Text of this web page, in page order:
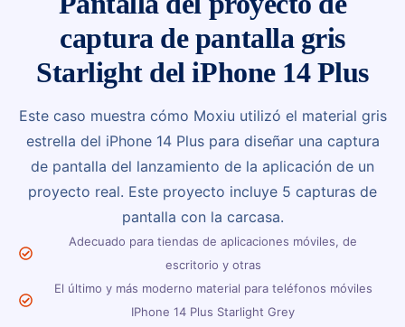
captura de pantalla gris
Starlight del iPhone 14 Plus
Este caso muestra cómo Moxiu utilizó el material gris
estrella del iPhone 14 Plus para diseñar una captura
de pantalla del lanzamiento de la aplicación de un
proyecto real. Este proyecto incluye 5 capturas de
pantalla con la carcasa.
Adecuado para tiendas de aplicaciones móviles, de
escritorio y otras
El último y más moderno material para teléfonos móviles
IPhone 14 Plus Starlight Grey